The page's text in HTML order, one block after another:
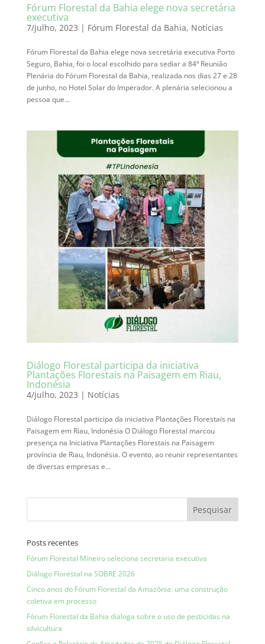
Fórum Florestal da Bahia elege nova secretária
executiva
7/julho, 2023 | Fórum Florestal da Bahia, Notícias
Fórum Florestal da Bahia elege nova secretária executiva Porto
Seguro, Bahia, foi o local escolhido para sediar a 84ª Reunião
Plenária do Fórum Florestal da Bahia, realizada nos dias 27 e 28
de junho, no Hotel Solar do Imperador. A plenária selecionou a
pessoa que...
Diálogo Florestal participa da iniciativa
Plantações Florestais na Paisagem em Riau,
Indonésia
4/julho, 2023 | Notícias
Diálogo Florestal participa da iniciativa Plantações Florestais na
Paisagem em Riau, Indonésia O Diálogo Florestal marcou
presença na Iniciativa Plantações Florestais na Paisagem
província de Riau, Indonésia. O evento, ao reunir representantes
de diversas empresas e...
Posts recentes
Fórum Florestal Mineiro seleciona secretaria executiva
Diálogo Florestal na SOBRE 2026
Cinco anos do Fórum Florestal da Amazônia: uma construção
coletiva em processo
Fórum Florestal da Bahia dialoga sobre o uso de pesticidas na
silvicultura